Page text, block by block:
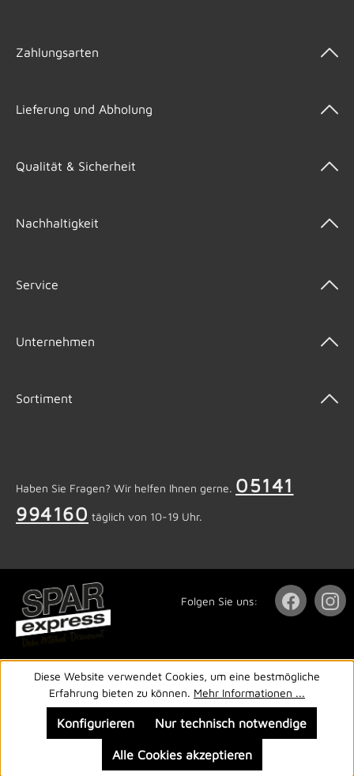
Zahlungsarten
Lieferung und Abholung
Qualität & Sicherheit
Nachhaltigkeit
Service
Unternehmen
Sortiment
Haben Sie Fragen? Wir helfen Ihnen gerne. 05141
994160 täglich von 10-19 Uhr.
Folgen Sie uns:
Diese Website verwendet Cookies, um eine bestmögliche
Erfahrung bieten zu können. Mehr Informationen ...
Nur technisch notwendige
Konfigurieren
Alle Cookies akzeptieren